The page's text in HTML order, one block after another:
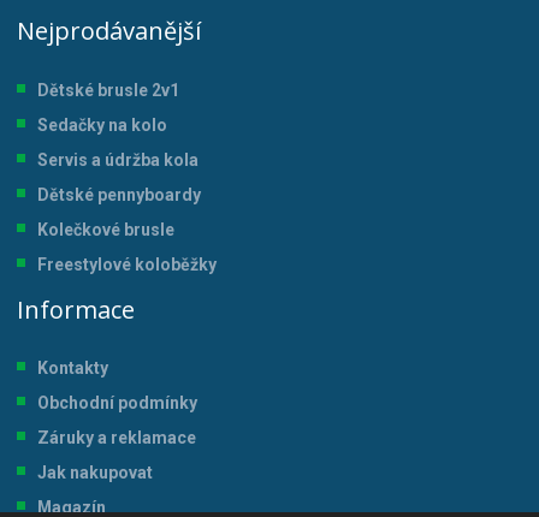
Nejprodávanější
Dětské brusle 2v1
Sedačky na kolo
Servis a údržba kola
Dětské pennyboardy
Kolečkové brusle
Freestylové koloběžky
Informace
Kontakty
Obchodní podmínky
Záruky a reklamace
Jak nakupovat
Magazín